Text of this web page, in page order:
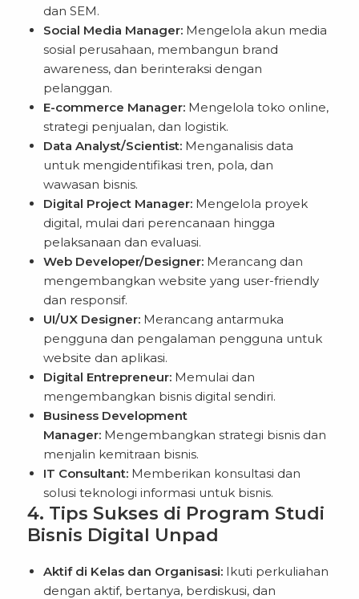
dan SEM.
Social Media Manager: Mengelola akun media
sosial perusahaan, membangun brand
awareness, dan berinteraksi dengan
pelanggan.
E-commerce Manager: Mengelola toko online,
strategi penjualan, dan logistik.
Data Analyst/Scientist: Menganalisis data
untuk mengidentifikasi tren, pola, dan
wawasan bisnis.
Digital Project Manager: Mengelola proyek
digital, mulai dari perencanaan hingga
pelaksanaan dan evaluasi.
Web Developer/Designer: Merancang dan
mengembangkan website yang user-friendly
dan responsif.
UI/UX Designer: Merancang antarmuka
pengguna dan pengalaman pengguna untuk
website dan aplikasi.
Digital Entrepreneur: Memulai dan
mengembangkan bisnis digital sendiri.
Business Development
Manager: Mengembangkan strategi bisnis dan
menjalin kemitraan bisnis.
IT Consultant: Memberikan konsultasi dan
solusi teknologi informasi untuk bisnis.
4. Tips Sukses di Program Studi
Bisnis Digital Unpad
Aktif di Kelas dan Organisasi: Ikuti perkuliahan
dengan aktif, bertanya, berdiskusi, dan